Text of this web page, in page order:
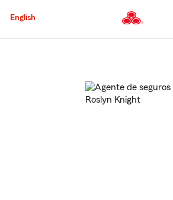
al
principal
English